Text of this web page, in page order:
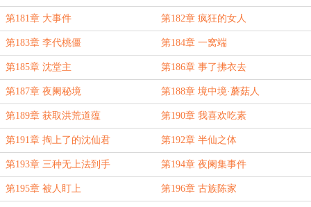
第181章 大事件 第182章 疯狂的女人
第183章 李代桃僵 第184章 一窝端
第185章 沈堂主 第186章 事了拂衣去
第187章 夜阑秘境 第188章 境中境·蘑菇人
第189章 获取洪荒道蕴 第190章 我喜欢吃素
第191章 掏上了的沈仙君 第192章 半仙之体
第193章 三种无上法到手 第194章 夜阑集事件
第195章 被人盯上 第196章 古族陈家